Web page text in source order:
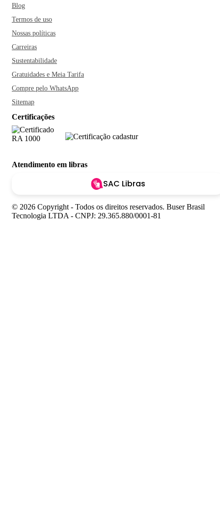
Blog
Termos de uso
Nossas políticas
Carreiras
Sustentabilidade
Gratuidades e Meia Tarifa
Compre pelo WhatsApp
Sitemap
Certificações
Atendimento em libras
SAC Libras
© 2026 Copyright - Todos os direitos reservados. Buser Brasil
Tecnologia LTDA - CNPJ: 29.365.880/0001-81